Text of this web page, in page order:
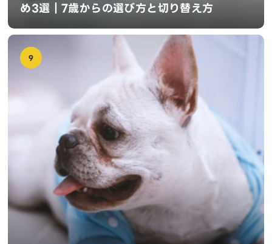
め3選｜7歳からの選び方と切り替え方
9